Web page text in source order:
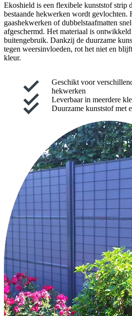
Ekoshield is een flexibele kunststof strip
bestaande hekwerken wordt gevlochten.
gaashekwerken of dubbelstaafmatten
afgeschermd. Het materiaal is
buitengebruik. Dankzij de duurzame
tegen weersinvloeden, rot het niet en
kleur.
Geschikt voor
hekwerken
Leverbaar in meerdere
Duurzame kunststof met